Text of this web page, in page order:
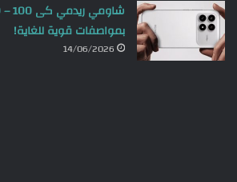
بمواصفات قوية للغاية!
14/06/2026